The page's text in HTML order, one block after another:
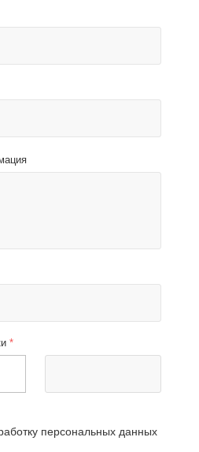
*
персональных данных